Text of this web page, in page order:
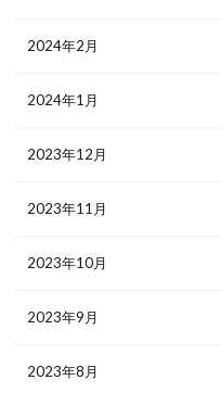
2024年2月
2024年1月
2023年12月
2023年11月
2023年10月
2023年9月
2023年8月